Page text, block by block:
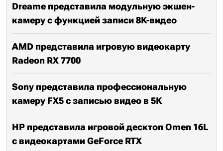
Dreame представила модульную экшен-
камеру с функцией записи 8K-видео
AMD представила игровую видеокарту
Radeon RX 7700
Sony представила профессиональную
камеру FX5 с записью видео в 5K
HP представила игровой десктоп Omen 16L
с видеокартами GeForce RTX